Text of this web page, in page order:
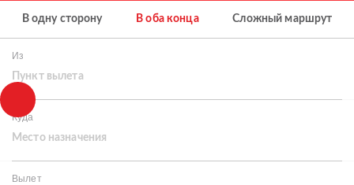
В одну сторону В оба конца Сложный маршрут
Из
Пункт вылета
Куда
Место назначения
Вылет